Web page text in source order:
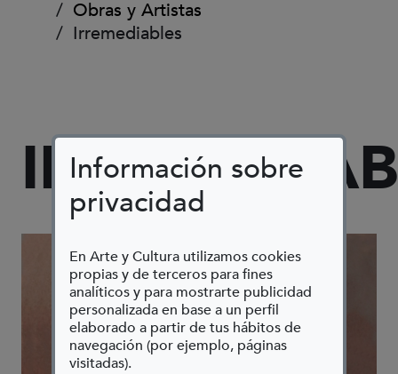
Información sobre
privacidad
En Arte y Cultura utilizamos cookies
propias y de terceros para fines
analíticos y para mostrarte publicidad
personalizada en base a un perfil
elaborado a partir de tus hábitos de
navegación (por ejemplo, páginas
visitadas).
Obras y Artistas
Irremediables